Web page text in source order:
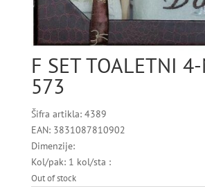
F SET TOALETNI
573
Šifra artikla: 4389
EAN: 3831087810902
Dimenzije:
Kol/pak: 1 kol/sta :
Out of stock